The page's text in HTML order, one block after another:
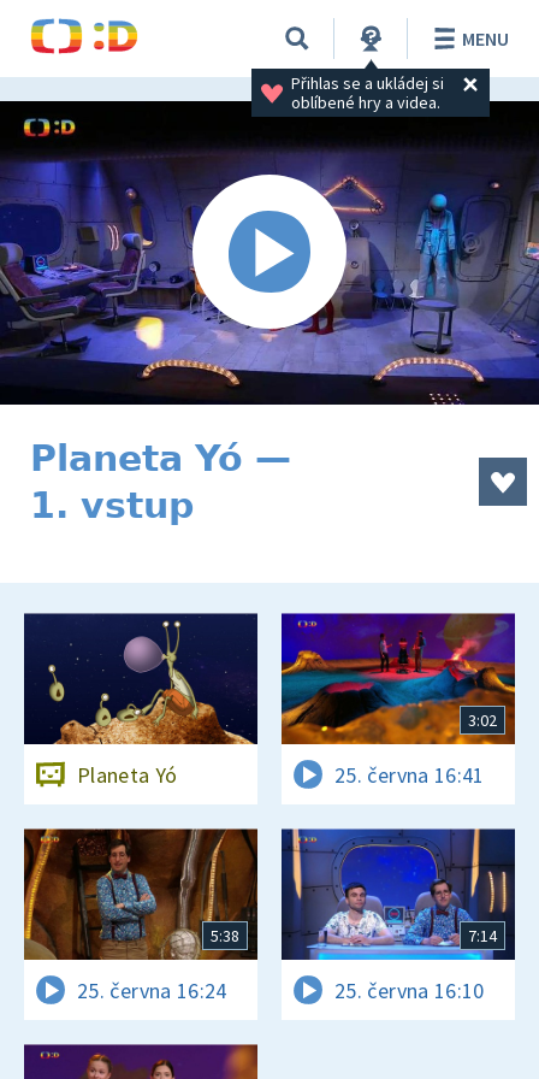
Přihlas se a ukládej si
oblíbené hry a videa.
MENU
Planeta Yó —
1. vstup
Planeta Yó
3:02
25. června 16:41
5:38
25. června 16:24
7:14
25. června 16:10